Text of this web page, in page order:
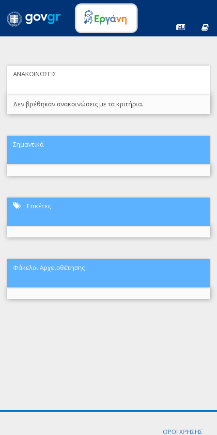
ΑΝΑΚΟΙΝΩΣΕΙΣ
Δεν βρέθηκαν ανακοινώσεις με τα κριτήρια.
Σημαντικά
Ετικέτες
Φάκελοι Αρχειοθέτησης
ΟΡΟΙ ΧΡΗΣΗΣ